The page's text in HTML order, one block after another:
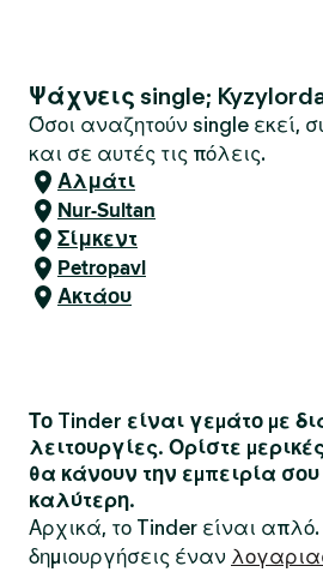
Ψάχνεις single;
Όσοι αναζητούν single εκεί,
και σε αυτές τις πόλεις.
Αλμάτι
Nur-Sultan
Σίμκεντ
Petropavl
Ακτάου
Το Tinder είναι γεμάτο με
λειτουργίες. Ορίστε
θα κάνουν την εμπειρία
καλύτερη.
Αρχικά, το Tinder είναι
δημιουργήσεις έναν